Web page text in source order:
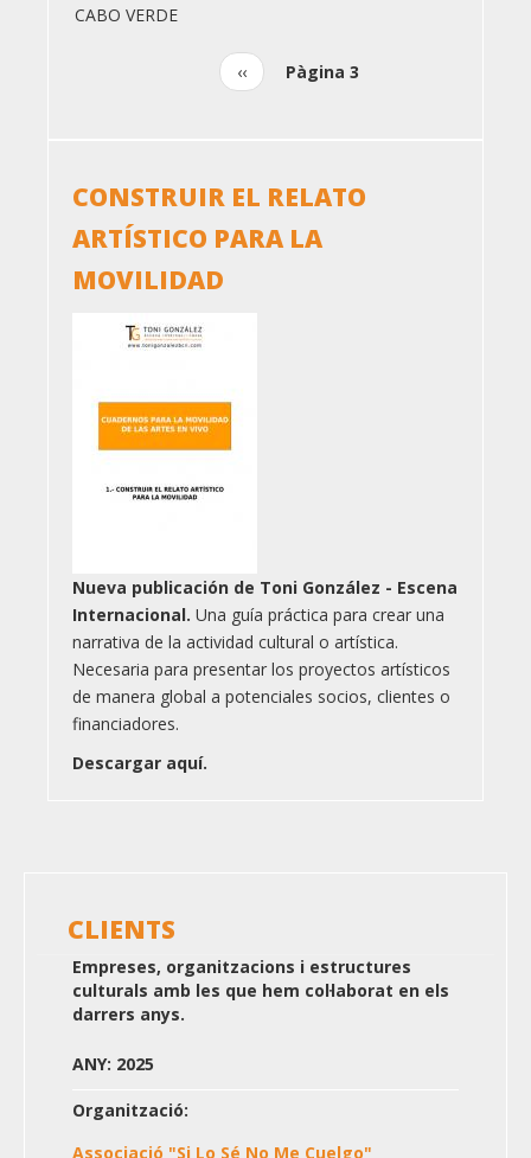
CABO VERDE
Pàgina
anterior
‹‹ Pàgina 3
CONSTRUIR EL RELATO
ARTÍSTICO PARA LA
MOVILIDAD
Nueva publicación de Toni González - Escena
Internacional. Una guía práctica para crear una
narrativa de la actividad cultural o artística.
Necesaria para presentar los proyectos artísticos
de manera global a potenciales socios, clientes o
financiadores.
Descargar aquí.
CLIENTS
Empreses, organitzacions i estructures
culturals amb les que hem col·laborat en els
darrers anys.
ANY: 2025
Organització:
Associació "Si Lo Sé No Me Cuelgo"